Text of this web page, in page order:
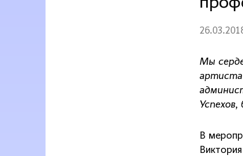
Мы
артиста
В